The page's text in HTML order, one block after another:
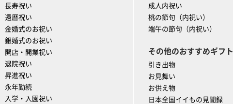
長寿祝い
還暦祝い
金婚式のお祝い
銀婚式のお祝い
開店・開業祝い
退院祝い
昇進祝い
永年勤続
入学・入園祝い
成人内祝い
桃の節句（内祝い）
端午の節句（内祝い）
その他のおすすめギフト
引き出物
お見舞い
お供え物
日本全国イイもの見聞録